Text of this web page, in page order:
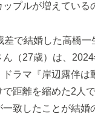
プルが増えている
で結婚した高橋一
ん（27歳）は、
ラマ『岸辺露伴は
距離を縮めた2人
致したことが結婚